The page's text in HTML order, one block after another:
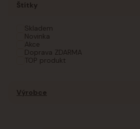
Štítky
Skladem
Novinka
Akce
Doprava ZDARMA
TOP produkt
Výrobce